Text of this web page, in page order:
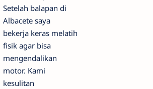
Setelah balapan di
Albacete saya
bekerja keras melatih
fisik agar bisa
mengendalikan
motor. Kami
kesulitan